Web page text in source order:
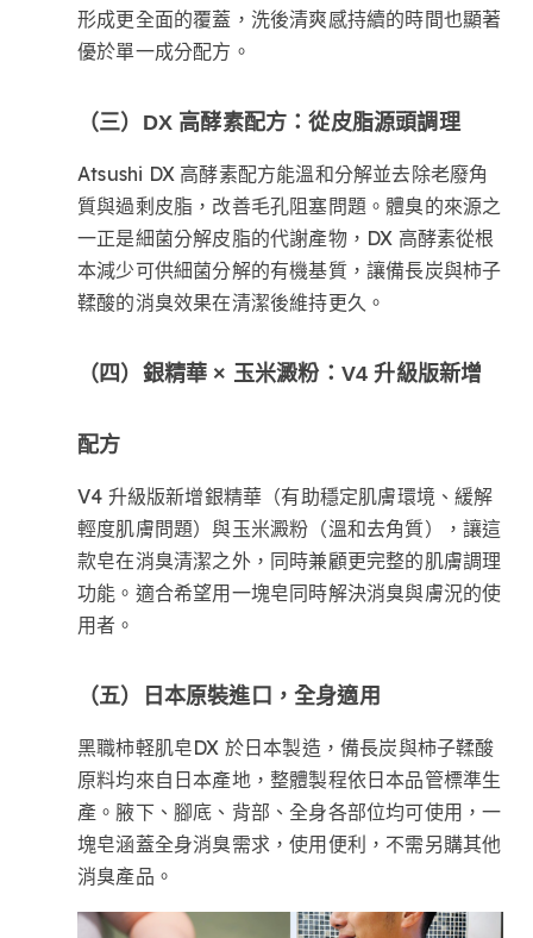
形成更全面的覆蓋，洗後清爽感持續的時間也顯著
優於單一成分配方。
（三）DX 高酵素配方：從皮脂源頭調理
Atsushi DX 高酵素配方能溫和分解並去除老廢角
質與過剩皮脂，改善毛孔阻塞問題。體臭的來源之
一正是細菌分解皮脂的代謝產物，DX 高酵素從根
本減少可供細菌分解的有機基質，讓備長炭與柿子
鞣酸的消臭效果在清潔後維持更久。
（四）銀精華 × 玉米澱粉：V4 升級版新增
配方
V4 升級版新增銀精華（有助穩定肌膚環境、緩解
輕度肌膚問題）與玉米澱粉（溫和去角質），讓這
款皂在消臭清潔之外，同時兼顧更完整的肌膚調理
功能。適合希望用一塊皂同時解決消臭與膚況的使
用者。
（五）日本原裝進口，全身適用
黑職柿軽肌皂DX 於日本製造，備長炭與柿子鞣酸
原料均來自日本產地，整體製程依日本品管標準生
產。腋下、腳底、背部、全身各部位均可使用，一
塊皂涵蓋全身消臭需求，使用便利，不需另購其他
消臭產品。